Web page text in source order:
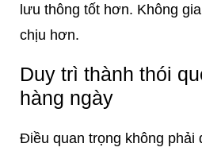
lưu thông tốt hơn. Không
chịu hơn.
Duy trì thành thói
hàng ngày
Điều quan trọng không phải